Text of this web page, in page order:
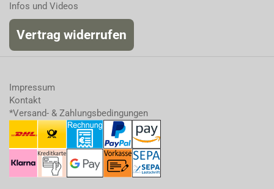
Infos und Videos
Vertrag widerrufen
Impressum
Kontakt
*Versand- & Zahlungsbedingungen